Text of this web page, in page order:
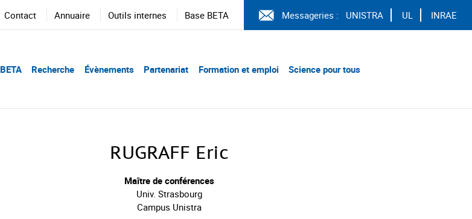
Contact Annuaire Outils internes Base BETA Messageries : UNISTRA UL INRAE
BETA Recherche Évènements Partenariat Formation et emploi Science pour tous
RUGRAFF Eric
Maître de conférences
Univ. Strasbourg
Campus Unistra